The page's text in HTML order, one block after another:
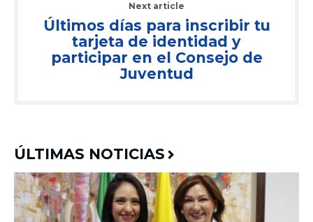
Next article
Últimos días para inscribir tu
tarjeta de identidad y
participar en el Consejo de
Juventud
ÚLTIMAS NOTICIAS